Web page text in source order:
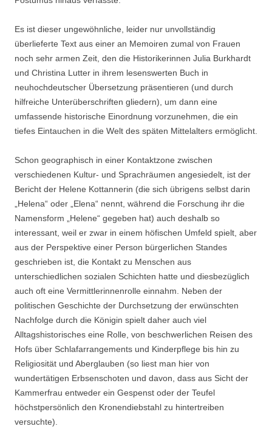
Es ist dieser ungewöhnliche, leider nur unvollständig
überlieferte Text aus einer an Memoiren zumal von Frauen
noch sehr armen Zeit, den die Historikerinnen Julia Burkhardt
und Christina Lutter in ihrem lesenswerten Buch in
neuhochdeutscher Übersetzung präsentieren (und durch
hilfreiche Unterüberschriften gliedern), um dann eine
umfassende historische Einordnung vorzunehmen, die ein
tiefes Eintauchen in die Welt des späten Mittelalters ermöglicht.
Schon geographisch in einer Kontaktzone zwischen
verschiedenen Kultur- und Sprachräumen angesiedelt, ist der
Bericht der Helene Kottannerin (die sich übrigens selbst darin
„Helena“ oder „Elena“ nennt, während die Forschung ihr die
Namensform „Helene“ gegeben hat) auch deshalb so
interessant, weil er zwar in einem höfischen Umfeld spielt, aber
aus der Perspektive einer Person bürgerlichen Standes
geschrieben ist, die Kontakt zu Menschen aus
unterschiedlichen sozialen Schichten hatte und diesbezüglich
auch oft eine Vermittlerinnenrolle einnahm. Neben der
politischen Geschichte der Durchsetzung der erwünschten
Nachfolge durch die Königin spielt daher auch viel
Alltagshistorisches eine Rolle, von beschwerlichen Reisen des
Hofs über Schlafarrangements und Kinderpflege bis hin zu
Religiosität und Aberglauben (so liest man hier von
wundertätigen Erbsenschoten und davon, dass aus Sicht der
Kammerfrau entweder ein Gespenst oder der Teufel
höchstpersönlich den Kronendiebstahl zu hintertreiben
versuchte).